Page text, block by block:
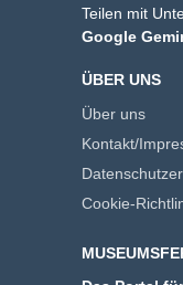
Teilen mit
Google
ÜBER UNS
Über uns
Kontakt/
Cookie-